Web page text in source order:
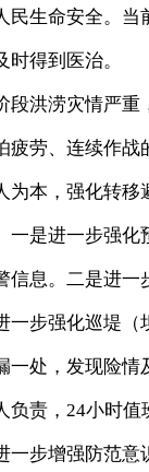
民生命安全。
得到医治。
洪涝灾情严重
疲劳、连续作
为本，强化转
一是进一步强
信息。二是进
一步强化巡堤
一处，发现险
负责，24小时
一步增强防范